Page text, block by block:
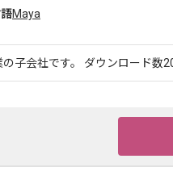
Maya
子会社です。 ダウンロード数